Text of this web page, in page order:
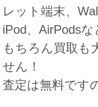
レット端末、
iPod、AirPods
もちろん買取も
せん！
査定は無料です